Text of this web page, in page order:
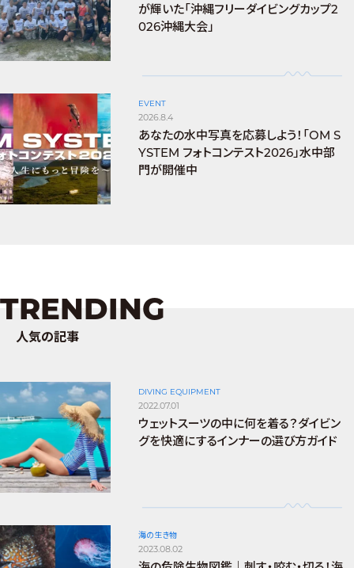
が輝いた「沖縄フリーダイビングカップ2
026沖縄大会」
EVENT
2026.8.4
あなたの水中写真を応募しよう！「OM S
YSTEM フォトコンテスト2026」水中部
門が開催中
TRENDING
人気の記事
DIVING EQUIPMENT
2022.07.01
ウェットスーツの中に何を着る？ダイビン
グを快適にするインナーの選び方ガイド
海の生き物
2023.08.02